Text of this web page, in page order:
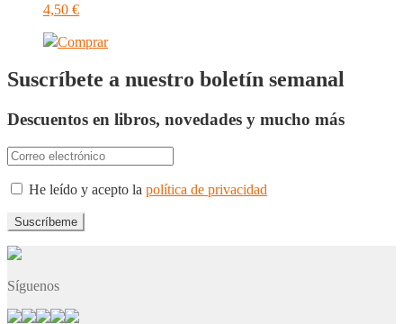
4,50 €
Comprar
Suscríbete a nuestro boletín semanal
Descuentos en libros, novedades y mucho más
He leído y acepto la política de privacidad
Síguenos